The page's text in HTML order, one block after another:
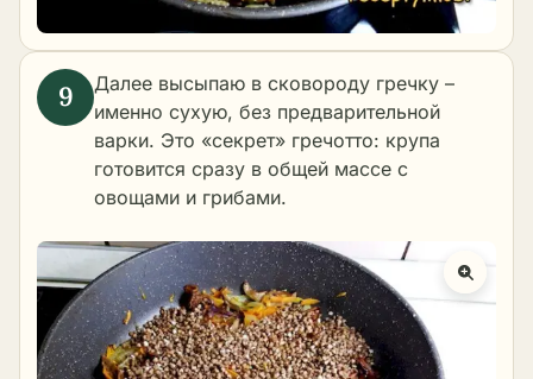
Далее высыпаю в сковороду гречку –
именно сухую, без предварительной
варки. Это «секрет» гречотто: крупа
готовится сразу в общей массе с
овощами и грибами.